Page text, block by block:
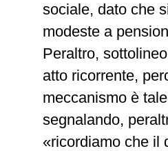
sociale, dato che
modeste a
Peraltro,
atto ricorrente,
meccanismo è
segnalando,
«ricordiamo che il